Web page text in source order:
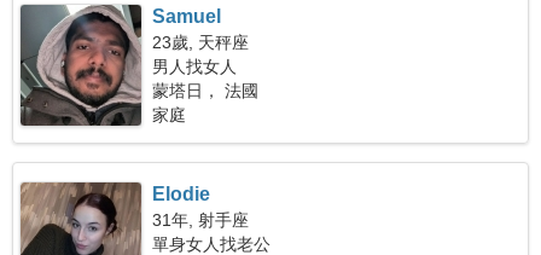
Samuel
23歲, 天秤座
男人找女人
蒙塔日， 法國
家庭
Elodie
31年, 射手座
單身女人找老公